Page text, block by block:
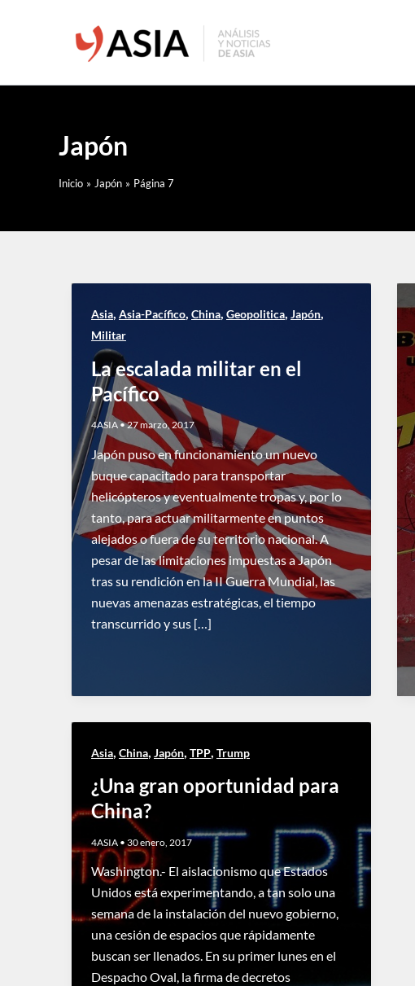
Japón
Inicio Japón Página 7
Asia, Asia-Pacífico, China, Geopolitica, Japón,
Militar
La escalada militar en el
Pacífico
4ASIA •27 marzo, 2017
Japón puso en funcionamiento un nuevo
buque capacitado para transportar
helicópteros y eventualmente tropas y, por lo
tanto, para actuar militarmente en puntos
alejados o fuera de su territorio nacional. A
pesar de las limitaciones impuestas a Japón
tras su rendición en la II Guerra Mundial, las
nuevas amenazas estratégicas, el tiempo
transcurrido y sus […]
Asia China Japón TPP Trump
¿Una gran oportunidad para
China?
4ASIA • 30 enero, 2017
Washington.- El aislacionismo que Estados
Unidos está experimentando, a tan solo una
semana de la instalación del nuevo gobierno,
una cesión de espacios que rápidamente
buscan ser llenados. En su primer lunes en el
Despacho Oval, la firma de decretos